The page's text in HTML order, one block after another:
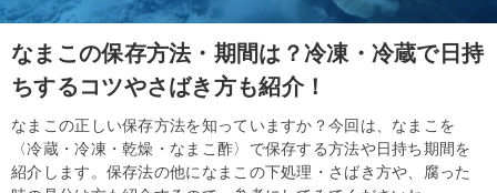
なまこの保存方法・期間は？冷凍・冷蔵で日持
ちするコツやさばき方も紹介！
なまこの正しい保存方法を知っていますか？今回は、なまこを
〈冷蔵・冷凍・乾燥・なまこ酢〉で保存する方法や日持ち期間を
紹介します。保存法の他になまこの下処理・さばき方や、腐った